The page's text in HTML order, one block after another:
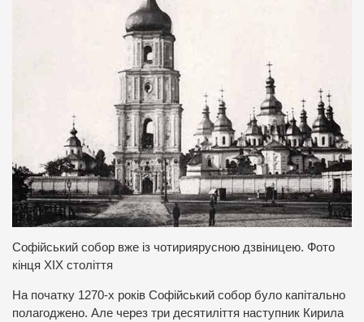
Софійський собор вже із чотириярусною дзвіницею. Фото
кінця ХІХ століття
На початку 1270-х років Софійський собор було капітально
полагоджено. Але через три десятиліття наступник Кирила